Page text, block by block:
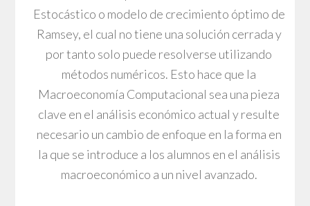
Estocástico o modelo de crecimiento óptimo de
Ramsey, el cual no tiene una solución cerrada y
por tanto solo puede resolverse utilizando
métodos numéricos. Esto hace que la
Macroeconomía Computacional sea una pieza
clave en el análisis económico actual y resulte
necesario un cambio de enfoque en la forma en
la que se introduce a los alumnos en el análisis
macroeconómico a un nivel avanzado.